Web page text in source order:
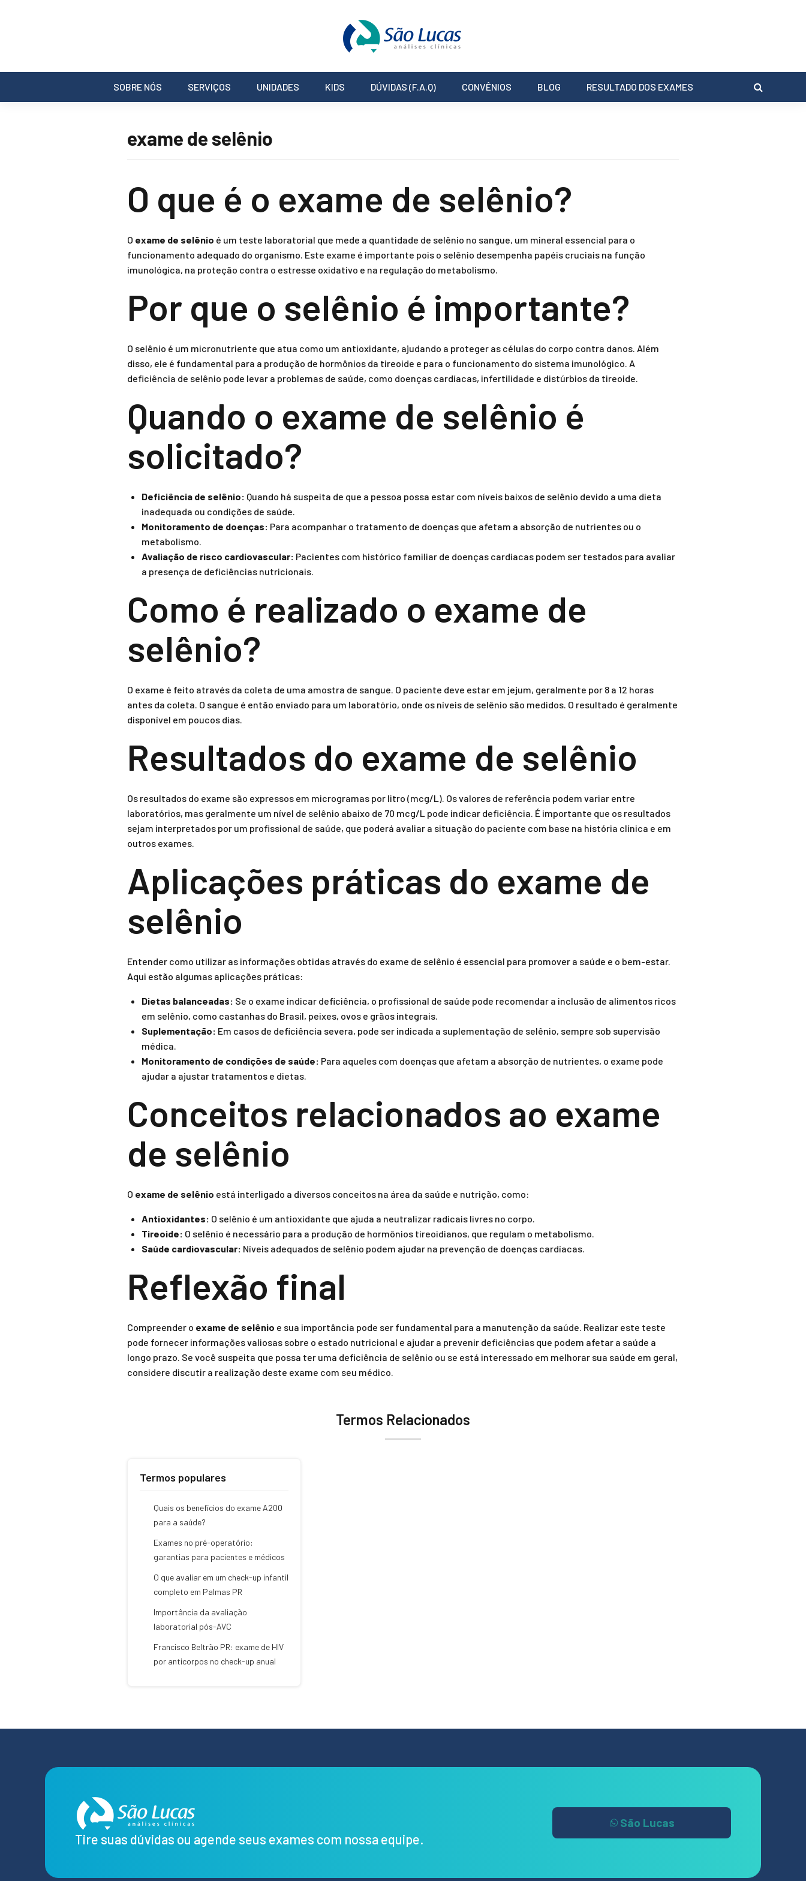
SOBRE NÓS SERVIÇOS UNIDADES KIDS DÚVIDAS (F.A.Q) CONVÊNIOS BLOG RESULTADO DOS EXAMES
exame de selênio
O que é o exame de selênio?
O exame de selênio é um teste laboratorial que mede a quantidade de selênio no sangue, um mineral essencial para o
funcionamento adequado do organismo. Este exame é importante pois o selênio desempenha papéis cruciais na função
imunológica, na proteção contra o estresse oxidativo e na regulação do metabolismo.
Por que o selênio é importante?
O selênio é um micronutriente que atua como um antioxidante, ajudando a proteger as células do corpo contra danos. Além
disso, ele é fundamental para a produção de hormônios da tireoide e para o funcionamento do sistema imunológico. A
deficiência de selênio pode levar a problemas de saúde, como doenças cardíacas, infertilidade e distúrbios da tireoide.
Quando o exame de selênio é
solicitado?
Deficiência de selênio: Quando há suspeita de que a pessoa possa estar com níveis baixos de selênio devido a uma dieta
inadequada ou condições de saúde.
Monitoramento de doenças: Para acompanhar o tratamento de doenças que afetam a absorção de nutrientes ou o
metabolismo.
Avaliação de risco cardiovascular: Pacientes com histórico familiar de doenças cardíacas podem ser testados para avaliar
a presença de deficiências nutricionais.
Como é realizado o exame de
selênio?
O exame é feito através da coleta de uma amostra de sangue. O paciente deve estar em jejum, geralmente por 8 a 12 horas
antes da coleta. O sangue é então enviado para um laboratório, onde os níveis de selênio são medidos. O resultado é geralmente
disponível em poucos dias.
Resultados do exame de selênio
Os resultados do exame são expressos em microgramas por litro (mcg/L). Os valores de referência podem variar entre
laboratórios, mas geralmente um nível de selênio abaixo de 70 mcg/L pode indicar deficiência. É importante que os resultados
sejam interpretados por um profissional de saúde, que poderá avaliar a situação do paciente com base na história clínica e em
outros exames.
Aplicações práticas do exame de
selênio
Entender como utilizar as informações obtidas através do exame de selênio é essencial para promover a saúde e o bem-estar.
Aqui estão algumas aplicações práticas:
Dietas balanceadas: Se o exame indicar deficiência, o profissional de saúde pode recomendar a inclusão de alimentos ricos
em selênio, como castanhas do Brasil, peixes, ovos e grãos integrais.
Suplementação: Em casos de deficiência severa, pode ser indicada a suplementação de selênio, sempre sob supervisão
médica.
Monitoramento de condições de saúde: Para aqueles com doenças que afetam a absorção de nutrientes, o exame pode
ajudar a ajustar tratamentos e dietas.
Conceitos relacionados ao exame
de selênio
O exame de selênio está interligado a diversos conceitos na área da saúde e nutrição, como:
Antioxidantes: O selênio é um antioxidante que ajuda a neutralizar radicais livres no corpo.
Tireoide: O selênio é necessário para a produção de hormônios tireoidianos, que regulam o metabolismo.
Saúde cardiovascular: Níveis adequados de selênio podem ajudar na prevenção de doenças cardíacas.
Reflexão final
Compreender o exame de selênio e sua importância pode ser fundamental para a manutenção da saúde. Realizar este teste
pode fornecer informações valiosas sobre o estado nutricional e ajudar a prevenir deficiências que podem afetar a saúde a
longo prazo. Se você suspeita que possa ter uma deficiência de selênio ou se está interessado em melhorar sua saúde em geral,
considere discutir a realização deste exame com seu médico.
Termos Relacionados
Termos populares
Quais os benefícios do exame A200
para a saúde?
Exames no pré-operatório:
garantias para pacientes e médicos
O que avaliar em um check-up infantil
completo em Palmas PR
Importância da avaliação
laboratorial pós-AVC
Francisco Beltrão PR: exame de HIV
por anticorpos no check-up anual
Tire suas dúvidas ou agende seus exames com nossa equipe.
São Lucas